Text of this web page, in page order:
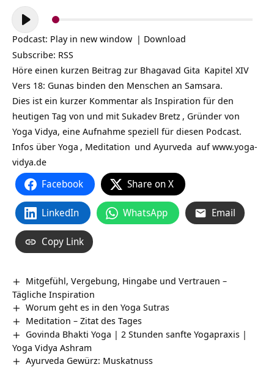
Audio-
Player
Podcast: Play in new window | Download
Subscribe: RSS
Höre einen kurzen Beitrag zur Bhagavad Gita Kapitel XIV
Vers 18: Gunas binden den Menschen an Samsara.
Dies ist ein kurzer Kommentar als Inspiration für den
heutigen Tag von und mit Sukadev Bretz , Gründer von
Yoga Vidya, eine Aufnahme speziell für diesen Podcast.
Infos über Yoga , Meditation und Ayurveda aufwww.yoga-
vidya.de
Facebook Share on X
LinkedIn WhatsApp Email
Copy Link
Mitgefühl, Vergebung, Hingabe und Vertrauen –
Tägliche Inspiration
Worum geht es in den Yoga Sutras
Meditation – Zitat des Tages
Govinda Bhakti Yoga | 2 Stunden sanfte Yogapraxis |
Yoga Vidya Ashram
Ayurveda Gewürz: Muskatnuss